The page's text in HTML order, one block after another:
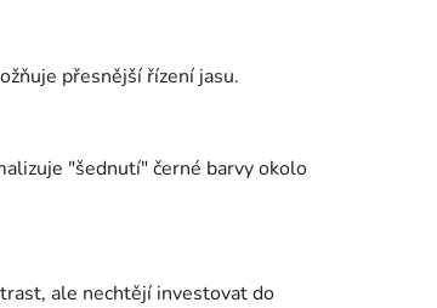
přesnější řízení jasu.
"šednutí" černé barvy okolo
ale nechtějí investovat do